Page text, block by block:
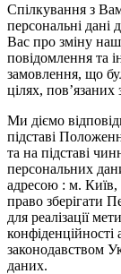
Спілкування з
персональні дані
Вас про зміну
повідомлення та
замовлення, що
цілях,
Ми діємо
підставі
та на підставі
персональних
адресою : м.
право зберігати
для реалізації
законодавством
даних.